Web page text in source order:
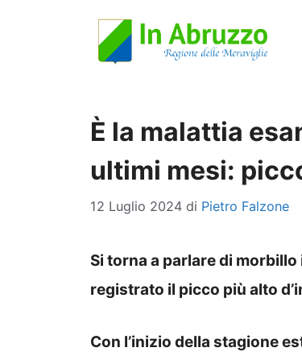
È la malattia
ultimi mesi:
12 Luglio 2024 di Pietro Falzone
Si torna a parlare di
registrato il picco più alto
Con l’inizio della stagione